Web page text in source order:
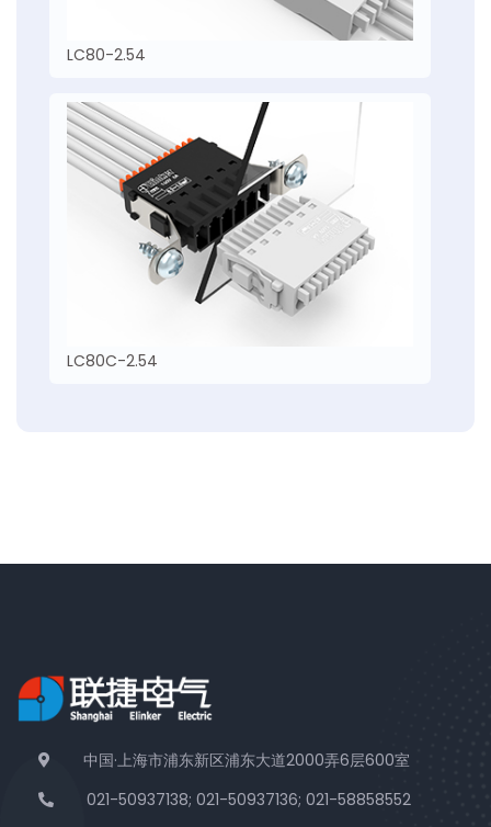
LC80-2.54
LC80C-2.54
中国·上海市浦东新区浦东大道2000弄6层600室
021-50937138; 021-50937136; 021-58858552